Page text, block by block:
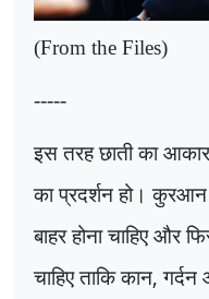
(From the Files)
-----
इस तरह छाती का
का प्रदर्शन हो। कुरआन
बाहर होना चाहिए और
चाहिए ताकि कान,गर्दन